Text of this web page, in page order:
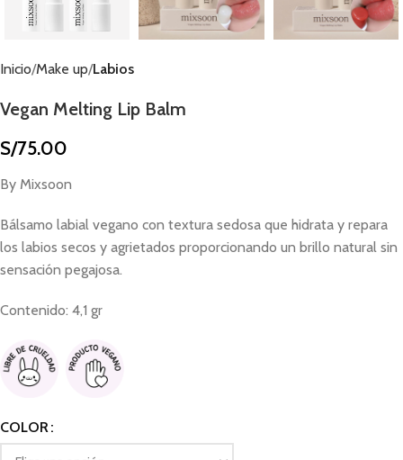
Inicio Make up Labios
Vegan Melting Lip Balm
S/75.00
By Mixsoon
Bálsamo labial vegano con textura sedosa que hidrata y repara
los labios secos y agrietados proporcionando un brillo natural sin
sensación pegajosa.
Contenido: 4,1 gr
COLOR